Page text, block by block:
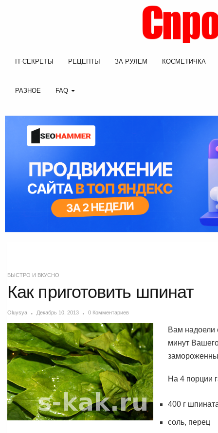
IT-СЕКРЕТЫ РЕЦЕПТЫ ЗА РУЛЕМ КОСМЕТИЧКА
РАЗНОЕ FAQ
БЫСТРО И ВКУСНО
Как приготовить шпинат
Oluysya Декабрь 10, 2013 0 Комментариев
Вам надоели
минут
На 4 порции
400 г
соль, перец